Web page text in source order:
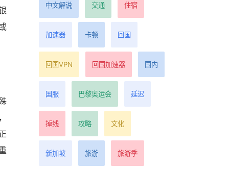
中文解说 交通 住宿
加速器 卡顿 回国
回国VPN 回国加速器 国内
国服 巴黎奥运会 延迟
掉线 攻略 文化
新加坡 旅游 旅游季